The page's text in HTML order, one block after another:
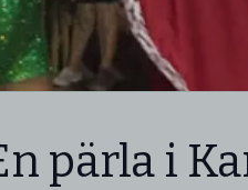
pärla i